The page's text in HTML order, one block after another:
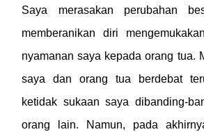
Saya merasakan perubahan
memberanikan diri
nyamanan saya kepada orang tua.
saya dan orang tua berdebat
ketidak sukaan saya dibanding-
orang lain. Namun, pada